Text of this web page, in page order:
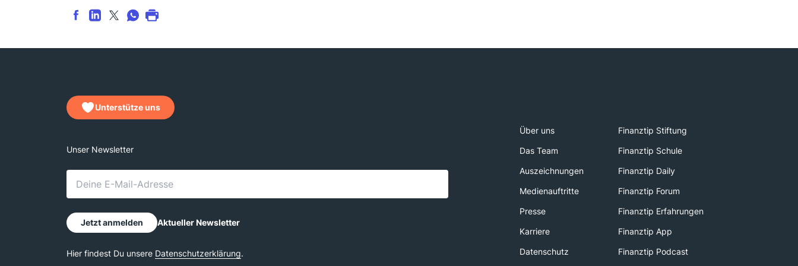
Unterstütze uns
Über uns
Finanztip Stiftung
Das Team
Finanztip Schule
Auszeichnungen
Finanztip Daily
Medienauftritte
Finanztip Forum
Presse
Finanztip Erfahrungen
Karriere
Finanztip App
Datenschutz
Finanztip Podcast